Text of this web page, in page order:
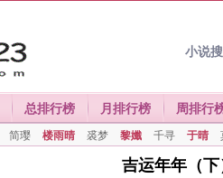
小说
总排行榜 月排行榜 周排行
简璎 楼雨晴 裘梦 黎孅 千寻 于晴
吉运年年（下